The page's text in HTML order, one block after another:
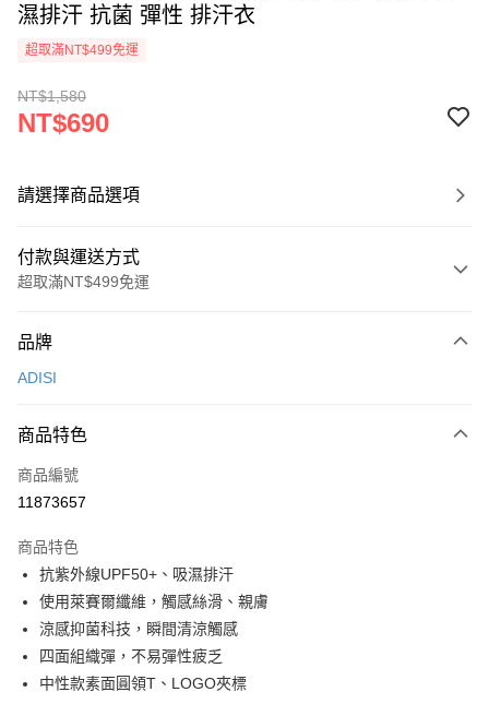
濕排汗 抗菌 彈性 排汗衣
超取滿NT$499免運
NT$1,580
NT$690
請選擇商品選項
付款與運送方式
超取滿NT$499免運
信用卡一次付款
LINE Pay
Apple Pay
悠遊付
Google Pay
全盈+PAY
AFTEE先享後付
品牌
ADISI
商品特色
商品編號
11873657
商品特色
抗紫外線UPF50+、吸濕排汗
使用萊賽爾纖維，觸感絲滑、親膚
涼感抑菌科技，瞬間清涼觸感
四面組織彈，不易彈性疲乏
中性款素面圓領T、LOGO夾標